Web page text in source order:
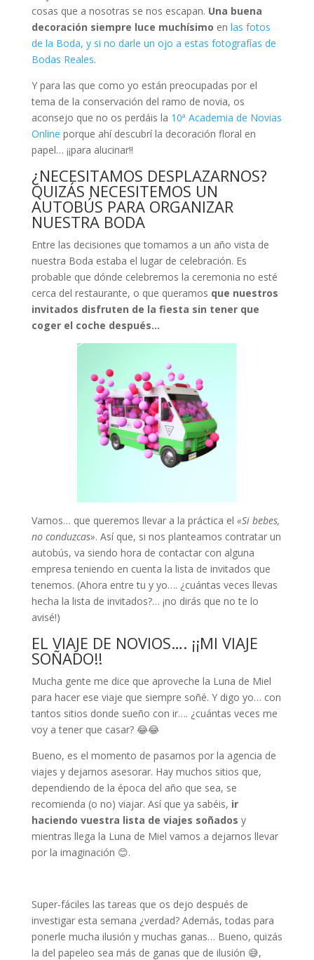
cosas que a nosotras se nos escapan. Una buena
decoración siempre luce muchísimo en las fotos
de la Boda, y si no darle un ojo a estas fotografías de
Bodas Reales.
Y para las que como yo están preocupadas por el
tema de la conservación del ramo de novia, os
aconsejo que no os perdáis la 10ª Academia de Novias
Online porque ahí descubrí la decoración floral en
papel… ¡¡para alucinar!!
¿NECESITAMOS DESPLAZARNOS?
QUIZÁS NECESITEMOS UN
AUTOBÚS PARA ORGANIZAR
NUESTRA BODA
Entre las decisiones que tomamos a un año vista de
nuestra Boda estaba el lugar de celebración. Es
probable que dónde celebremos la ceremonia no esté
cerca del restaurante, o que queramos que nuestros
invitados disfruten de la fiesta sin tener que
coger el coche después…
Vamos… que queremos llevar a la práctica el «Si bebes,
no conduzcas». Así que, si nos planteamos contratar un
autobús, va siendo hora de contactar con alguna
empresa teniendo en cuenta la lista de invitados que
tenemos. (Ahora entre tu y yo…. ¿cuántas veces llevas
hecha la lista de invitados?… ¡no dirás que no te lo
avisé!)
EL VIAJE DE NOVIOS…. ¡¡MI VIAJE
SOÑADO!!
Mucha gente me dice que aproveche la Luna de Miel
para hacer ese viaje que siempre soñé. Y digo yo… con
tantos sitios donde sueño con ir…. ¿cuántas veces me
voy a tener que casar? 😂😂
Bueno, es el momento de pasarnos por la agencia de
viajes y dejarnos asesorar. Hay muchos sitios que,
dependiendo de la época del año que sea, se
recomienda (o no) viajar. Así que ya sabéis, ir
haciendo vuestra lista de viajes soñados y
mientras llega la Luna de Miel vamos a dejarnos llevar
por la imaginación 😊.
Super-fáciles las tareas que os dejo después de
investigar esta semana ¿verdad? Además, todas para
ponerle mucha ilusión y muchas ganas… Bueno, quizás
la del papeleo sea más de ganas que de ilusión 😅,